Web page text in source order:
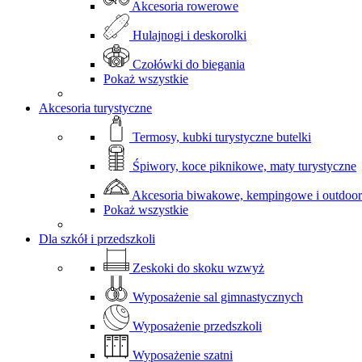
Akcesoria rowerowe
Hulajnogi i deskorolki
Czołówki do biegania
Pokaż wszystkie
Akcesoria turystyczne
Termosy, kubki turystyczne butelki
Śpiwory, koce piknikowe, maty turystyczne
Akcesoria biwakowe, kempingowe i
Pokaż wszystkie
Dla szkół i przedszkoli
Zeskoki do skoku wzwyż
Wyposażenie sal gimnastycznych
Wyposażenie przedszkoli
Wyposażenie szatni